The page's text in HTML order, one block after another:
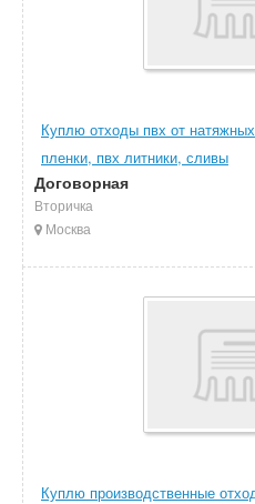
Куплю отходы пвх от
пленки, пвх литники, сливы
Договорная
Вторичка
Москва
Куплю производственные